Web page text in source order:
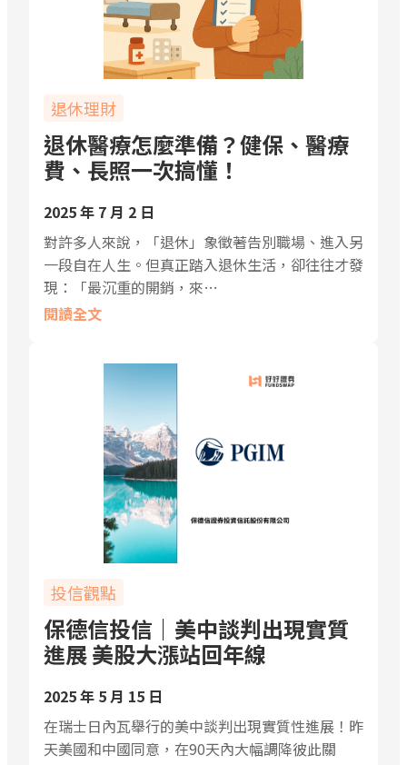
退休理財
退休醫療怎麼準備？健保、醫療
費、長照一次搞懂！
2025 年 7 月 2 日
對許多人來說，「退休」象徵著告別職場、進入另
一段自在人生。但真正踏入退休生活，卻往往才發
現：「最沉重的開銷，來…
閱讀全文
投信觀點
保德信投信｜美中談判出現實質
進展 美股大漲站回年線
2025 年 5 月 15 日
在瑞士日內瓦舉行的美中談判出現實質性進展！昨
天美國和中國同意，在90天內大幅調降彼此關